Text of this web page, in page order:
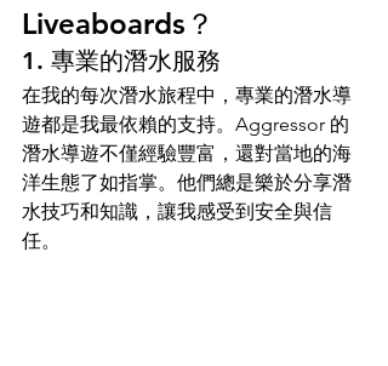
Liveaboards？
1. 專業的潛水服務
在我的每次潛水旅程中，專業的潛水導
遊都是我最依賴的支持。Aggressor 的
潛水導遊不僅經驗豐富，還對當地的海
洋生態了如指掌。他們總是樂於分享潛
水技巧和知識，讓我感受到安全與信
任。